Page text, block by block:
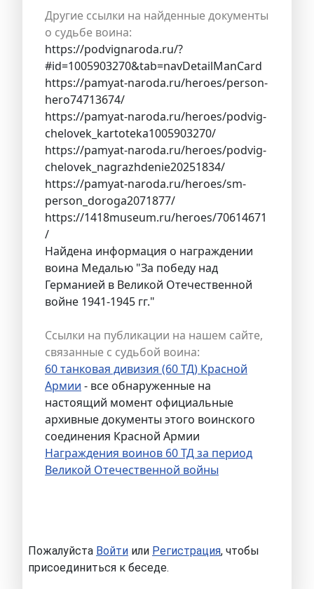
Другие ссылки на найденные документы
о судьбе воина:
https://podvignaroda.ru/?
#id=1005903270&tab=navDetailManCard
https://pamyat-naroda.ru/heroes/person-
hero74713674/
https://pamyat-naroda.ru/heroes/podvig-
chelovek_kartoteka1005903270/
https://pamyat-naroda.ru/heroes/podvig-
chelovek_nagrazhdenie20251834/
https://pamyat-naroda.ru/heroes/sm-
person_doroga2071877/
https://1418museum.ru/heroes/70614671
/
Найдена информация о награждении
воина Медалью "За победу над
Германией в Великой Отечественной
войне 1941-1945 гг."
Ссылки на публикации на нашем сайте,
связанные с судьбой воина:
60 танковая дивизия (60 ТД) Красной
Армии - все обнаруженные на
настоящий момент официальные
архивные документы этого воинского
соединения Красной Армии
Награждения воинов 60 ТД за период
Великой Отечественной войны
Пожалуйста Войти или Регистрация, чтобы
присоединиться к беседе.